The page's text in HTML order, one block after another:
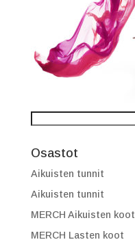
Osastot
Aikuisten tunnit
Aikuisten tunnit
MERCH Aikuisten koot
MERCH Lasten koot